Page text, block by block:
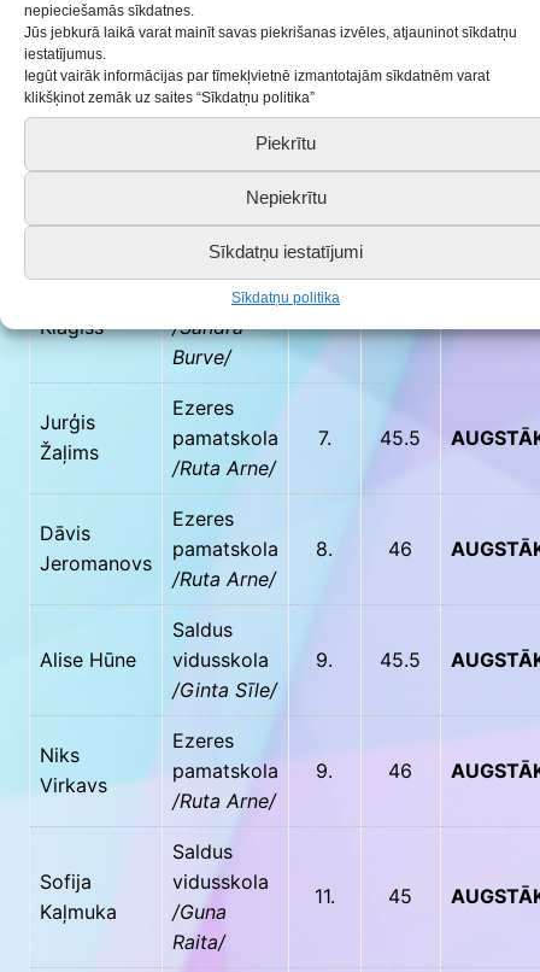
nepieciešamās sīkdatnes.
Jūs jebkurā laikā varat mainīt savas piekrišanas izvēles, atjauninot sīkdatņu
iestatījumus.
Iegūt vairāk informācijas par tīmekļvietnē izmantotajām sīkdatnēm varat
klikšķinot zemāk uz saites “Sīkdatņu politika”
Piekrītu
Nepiekrītu
Sīkdatņu iestatījumi
Sīkdatņu politika
Jasmīna
Davidāne
vidusskola
/Daiga
Staško/
5. 45
Druvas
vidusskola
6. 45
Klagišs
Druvas
vidusskola
/Sandra
Burve/
6.
Jurģis
Žaļims
Ezeres
pamatskola
/Ruta Arne/
7. 45.5
Dāvis
Jeromanovs
Ezeres
pamatskola
/Ruta Arne/
8. 46
Alise Hūne
Saldus
vidusskola
/Ginta Sīle/
9. 45.5
Niks
Virkavs
Ezeres
pamatskola
/Ruta Arne/
9. 46
Sofija
Kaļmuka
Saldus
vidusskola
/Guna
Raita/
11. 45